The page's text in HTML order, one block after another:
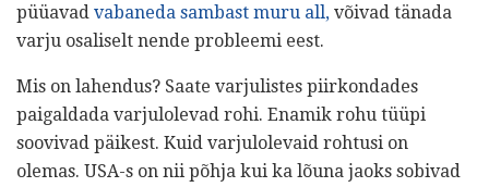
püüavad vabaneda sambast muru all, võivad tänada
varju osaliselt nende probleemi eest.
Mis on lahendus? Saate varjulistes piirkondades
paigaldada varjulolevad rohi. Enamik rohu tüüpi
soovivad päikest. Kuid varjulolevaid rohtusi on
olemas. USA-s on nii põhja kui ka lõuna jaoks sobivad